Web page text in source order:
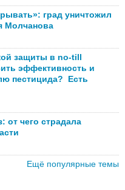
град уничтожил
Молчанова
защиты в no-till
эффективность и
пестицида? Есть
от чего страдала
Ещё популярные темы